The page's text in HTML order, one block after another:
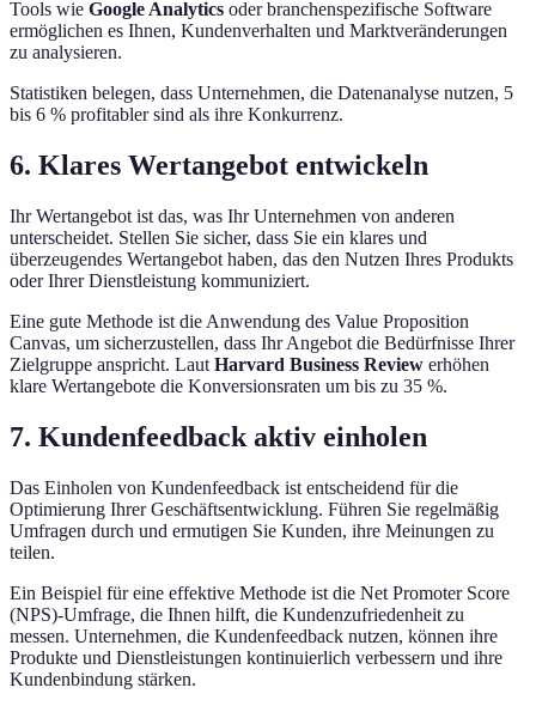
Tools wie Google Analytics oder branchenspezifische Software
ermöglichen es Ihnen, Kundenverhalten und Marktveränderungen
zu analysieren.
Statistiken belegen, dass Unternehmen, die Datenanalyse nutzen, 5
bis 6 % profitabler sind als ihre Konkurrenz.
6. Klares Wertangebot entwickeln
Ihr Wertangebot ist das, was Ihr Unternehmen von anderen
unterscheidet. Stellen Sie sicher, dass Sie ein klares und
überzeugendes Wertangebot haben, das den Nutzen Ihres Produkts
oder Ihrer Dienstleistung kommuniziert.
Eine gute Methode ist die Anwendung des Value Proposition
Canvas, um sicherzustellen, dass Ihr Angebot die Bedürfnisse Ihrer
Zielgruppe anspricht. Laut Harvard Business Review erhöhen
klare Wertangebote die Konversionsraten um bis zu 35 %.
7. Kundenfeedback aktiv einholen
Das Einholen von Kundenfeedback ist entscheidend für die
Optimierung Ihrer Geschäftsentwicklung. Führen Sie regelmäßig
Umfragen durch und ermutigen Sie Kunden, ihre Meinungen zu
teilen.
Ein Beispiel für eine effektive Methode ist die Net Promoter Score
(NPS)-Umfrage, die Ihnen hilft, die Kundenzufriedenheit zu
messen. Unternehmen, die Kundenfeedback nutzen, können ihre
Produkte und Dienstleistungen kontinuierlich verbessern und ihre
Kundenbindung stärken.